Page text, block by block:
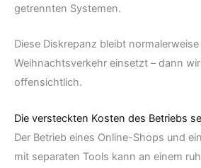
getrennten Systemen.
Diese Diskrepanz bleibt
Weihnachtsverkehr einsetzt – dann
offensichtlich.
Die versteckten Kosten des Betriebs
Der Betrieb eines Online-Shops und
mit separaten Tools kann an einem